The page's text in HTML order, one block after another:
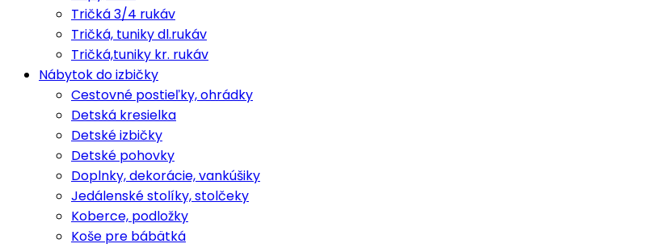
Tričká 3/4 rukáv
Tričká, tuniky dl.rukáv
Tričká,tuniky kr. rukáv
Nábytok do izbičky
Cestovné postieľky, ohrádky
Detská kresielka
Detské izbičky
Detské pohovky
Doplnky, dekorácie, vankúšiky
Jedálenské stolíky, stolčeky
Koberce, podložky
Koše pre bábätká